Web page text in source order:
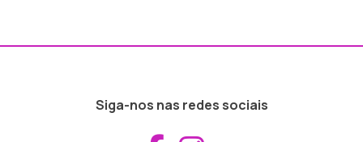
Siga-nos nas redes sociais